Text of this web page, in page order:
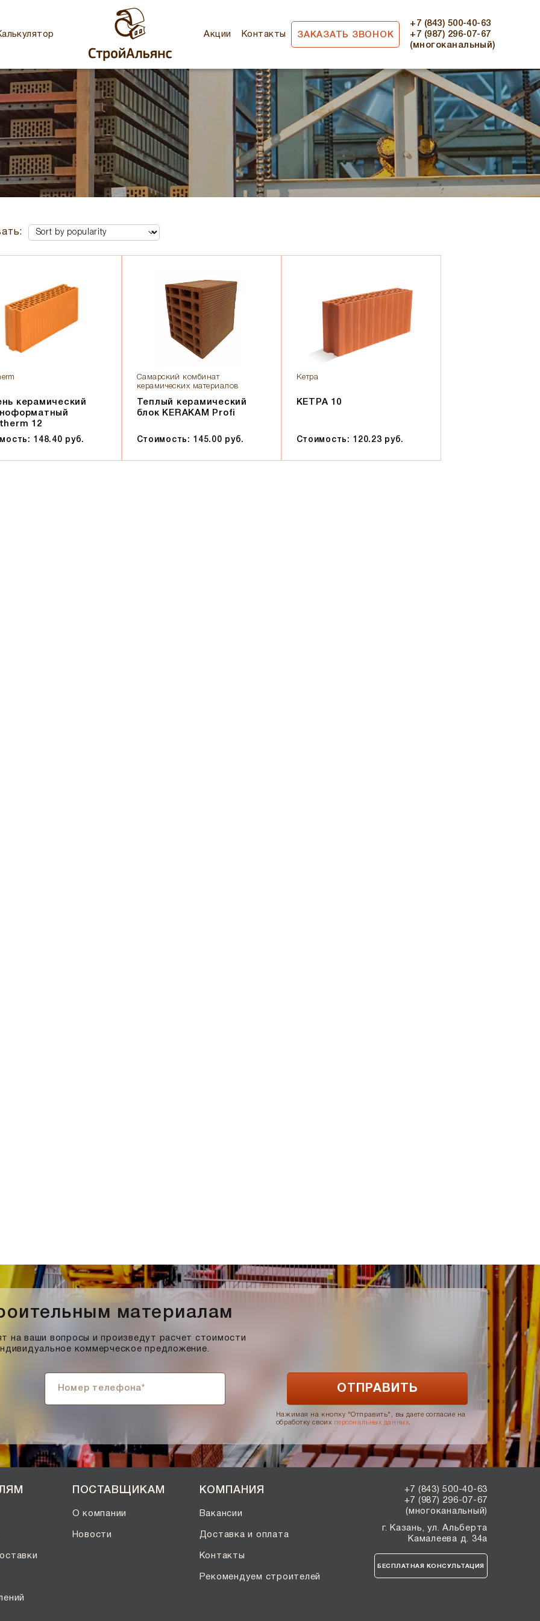
Акции Контакты ЗАКАЗАТЬ ЗВОНОК
+7 (843) 500-40-63
+7 (987) 296-07-67
(многоканальный)
керамический
12
148.40 руб.
Самарский комбинат
керамических материалов
Теплый керамический
блок KERAKAM Profi
Стоимость: 145.00 руб.
Кетра
КЕТРА 10
Стоимость: 120.23 руб.
материалам
на ваши вопросы и произведут расчет стоимости
коммерческое предложение.
Нажимая на кнопку "Отправить", вы даете согласие на
обработку своих персональных данных
ПОСТАВЩИКАМ
О компании
Новости
КОМПАНИЯ
Вакансии
Доставка и оплата
Контакты
Рекомендуем строителей
+7 (843) 500-40-63
+7 (987) 296-07-67
(многоканальный)
г. Казань, ул. Альберта
Камалеева д. 34а
БЕСПЛАТНАЯ КОНСУЛЬТАЦИЯ